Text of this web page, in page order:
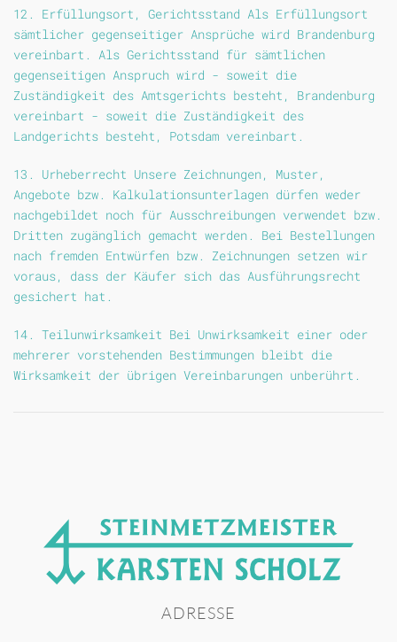
12. Erfüllungsort, Gerichtsstand Als Erfüllungsort
sämtlicher gegenseitiger Ansprüche wird Brandenburg
vereinbart. Als Gerichtsstand für sämtlichen
gegenseitigen Anspruch wird - soweit die
Zuständigkeit des Amtsgerichts besteht, Brandenburg
vereinbart - soweit die Zuständigkeit des
Landgerichts besteht, Potsdam vereinbart.
13. Urheberrecht Unsere Zeichnungen, Muster,
Angebote bzw. Kalkulationsunterlagen dürfen weder
nachgebildet noch für Ausschreibungen verwendet bzw.
Dritten zugänglich gemacht werden. Bei Bestellungen
nach fremden Entwürfen bzw. Zeichnungen setzen wir
voraus, dass der Käufer sich das Ausführungsrecht
gesichert hat.
14. Teilunwirksamkeit Bei Unwirksamkeit einer oder
mehrerer vorstehenden Bestimmungen bleibt die
Wirksamkeit der übrigen Vereinbarungen unberührt.
ADRESSE